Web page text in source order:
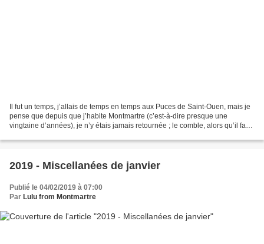
Il fut un temps, j’allais de temps en temps aux Puces de Saint-Ouen, mais je
pense que depuis que j’habite Montmartre (c’est-à-dire presque une
vingtaine d’années), je n’y étais jamais retournée ; le comble, alors qu’il faut
2019 - Miscellanées de janvier
Publié le 04/02/2019 à 07:00
Par Lulu from Montmartre